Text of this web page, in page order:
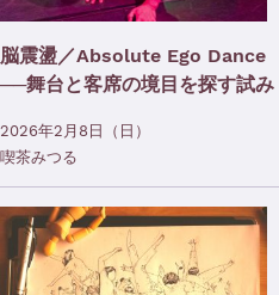
脳震盪／Absolute Ego Dance
──舞台と客席の境目を探す試み
2026年2月8日（日）
喫茶みつる